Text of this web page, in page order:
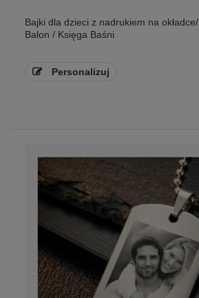
Bajki dla dzieci z nadrukiem na okładce/
Balon / Księga Baśni
Personalizuj